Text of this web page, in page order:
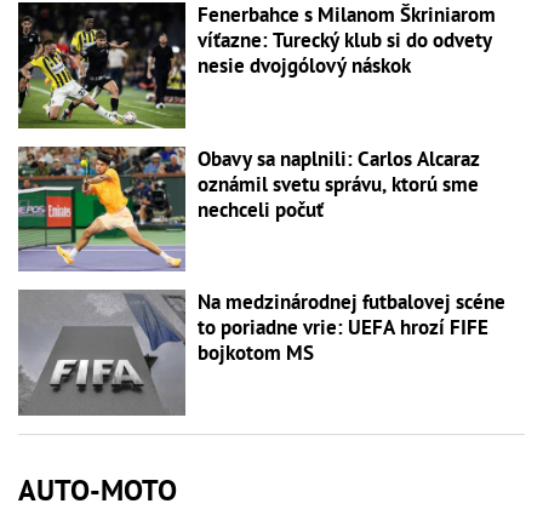
Fenerbahce s Milanom Škriniarom
víťazne: Turecký klub si do odvety
nesie dvojgólový náskok
Obavy sa naplnili: Carlos Alcaraz
oznámil svetu správu, ktorú sme
nechceli počuť
Na medzinárodnej futbalovej scéne
to poriadne vrie: UEFA hrozí FIFE
bojkotom MS
AUTO-MOTO